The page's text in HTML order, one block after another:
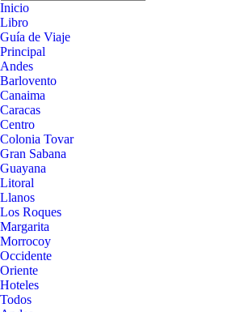
Inicio
Libro
Guía de Viaje
Principal
Andes
Barlovento
Canaima
Caracas
Centro
Colonia Tovar
Gran Sabana
Guayana
Litoral
Llanos
Los Roques
Margarita
Morrocoy
Occidente
Oriente
Hoteles
Todos